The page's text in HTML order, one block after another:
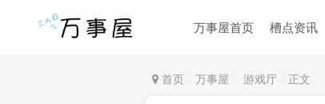
万事屋首页 槽点资讯
首页 万事屋 游戏厅 正文